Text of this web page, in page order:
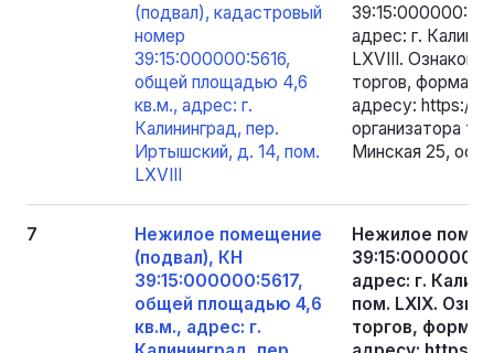
(подвал), кадастровый
номер
39:15:000000:5616,
общей площадью 4,6
кв.м., адрес: г.
Калининград, пер.
Иртышский, д. 14, пом.
LXVIII
адрес: г.
LXVIII.
торгов,
адресу: https://
организатора
Минская 25, оф.
7
Нежилое помещение
(подвал), КН
39:15:000000:5617,
общей площадью 4,6
кв.м., адрес: г.
Нежилое
адрес: г.
пом. LXIX.
торгов,